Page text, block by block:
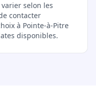
selon les
contacter
à Pointe-à-Pitre
disponibles.